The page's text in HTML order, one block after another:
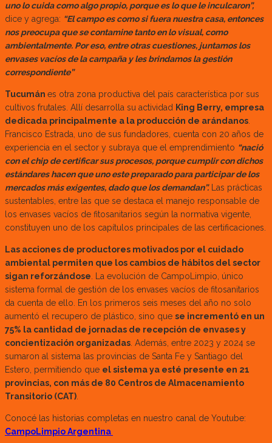
uno lo cuida como algo propio, porque es lo que le inculcaron”,
dice y agrega: “El campo es como si fuera nuestra casa, entonces
nos preocupa que se contamine tanto en lo visual, como
ambientalmente. Por eso, entre otras cuestiones, juntamos los
envases vacíos de la campaña y les brindamos la gestión
correspondiente”
Tucumán es otra zona productiva del país característica por sus
cultivos frutales. Allí desarrolla su actividad King Berry, empresa
dedicada principalmente a la producción de arándanos.
Francisco Estrada, uno de sus fundadores, cuenta con 20 años de
experiencia en el sector y subraya que el emprendimiento “nació
con el chip de certificar sus procesos, porque cumplir con dichos
estándares hacen que uno este preparado para participar de los
mercados más exigentes, dado que los demandan”.Las prácticas
sustentables, entre las que se destaca el manejo responsable de
los envases vacíos de fitosanitarios según la normativa vigente,
constituyen uno de los capítulos principales de las certificaciones.
Las acciones de productores motivados por el cuidado
ambiental permiten que los cambios de hábitos del sector
sigan reforzándose. La evolución de CampoLimpio, único
sistema formal de gestión de los envases vacíos de fitosanitarios
da cuenta de ello. En los primeros seis meses del año no solo
aumentó el recupero de plástico, sino que se incrementó en un
75% la cantidad de jornadas de recepción de envases y
concientización organizadas. Además, entre 2023 y 2024 se
sumaron al sistema las provincias de Santa Fe y Santiago del
Estero, permitiendo que el sistema ya esté presente en 21
provincias, con más de 80 Centros de Almacenamiento
Transitorio (CAT).
Conocé las historias completas en nuestro canal de Youtube:
CampoLimpio Argentina